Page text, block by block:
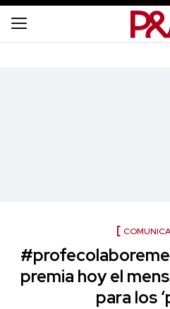
premia hoy el
para los